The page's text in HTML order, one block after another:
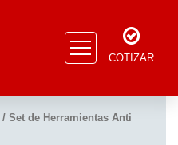
COTIZAR
/ Set de Herramientas Anti